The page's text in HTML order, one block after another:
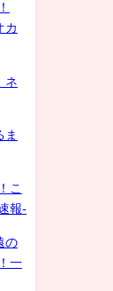
カ
ネ
ま
こ
報-
の
一